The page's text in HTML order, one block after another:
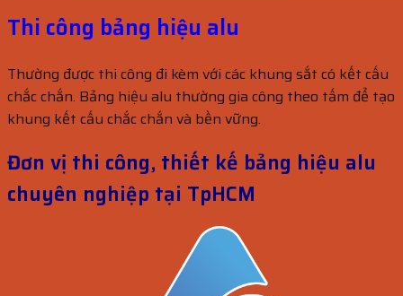
Thi công bảng hiệu alu
Thường được thi công đi kèm với các khung sắt có kết cấu
chắc chắn. Bảng hiệu alu thường gia công theo tấm để tạo
khung kết cấu chắc chắn và bền vững.
Đơn vị thi công, thiết kế bảng hiệu alu
chuyên nghiệp tại TpHCM